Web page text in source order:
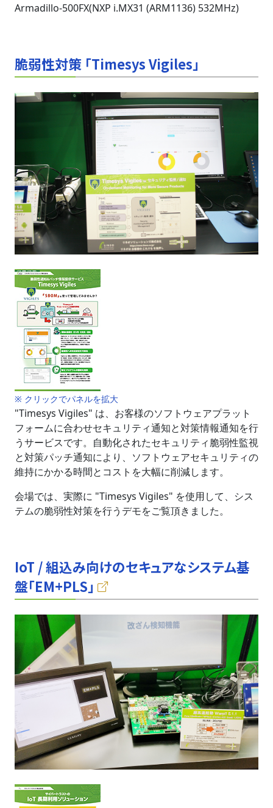
Armadillo-500FX(NXP i.MX31 (ARM1136) 532MHz)
脆弱性対策 「Timesys Vigiles」
※ クリックでパネルを拡大
"Timesys Vigiles" は、お客様のソフトウェアプラット
フォームに合わせセキュリティ通知と対策情報通知を行
うサービスです。自動化されたセキュリティ脆弱性監視
と対策パッチ通知により、ソフトウェアセキュリティの
維持にかかる時間とコストを大幅に削減します。
会場では、実際に "Timesys Vigiles" を使用して、シス
テムの脆弱性対策を行うデモをご覧頂きました。
IoT / 組込み向けのセキュアなシステム基
盤「EM+PLS」